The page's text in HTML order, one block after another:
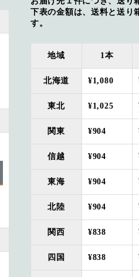
下表の金額は、送料と送り
す。
地域 1本
北海道 ¥1,080
東北 ¥1,025
関東 ¥904
信越 ¥904
東海 ¥904
北陸 ¥904
関西 ¥838
四国 ¥838